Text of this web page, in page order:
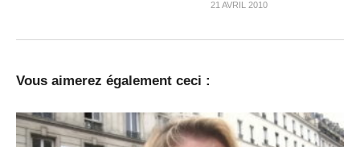
21 AVRIL 2010
Vous aimerez également ceci :